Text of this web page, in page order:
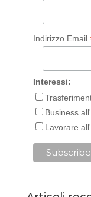
Indirizzo Email
Interessi:
Business
Lavorare